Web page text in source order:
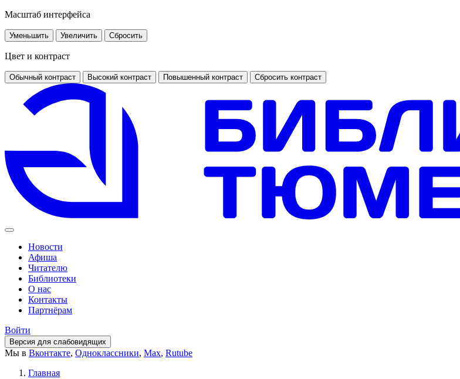
Масштаб интерфейса
Уменьшить Увеличить Сбросить
Цвет и контраст
Обычный контраст Высокий контраст Повышенный контраст Сбросить контраст
Новости
Афиша
Читателю
Библиотеки
О нас
Контакты
Партнёрам
Войти
Версия для слабовидящих
Мы в Вконтакте, Одноклассники, Max, Rutube
Главная